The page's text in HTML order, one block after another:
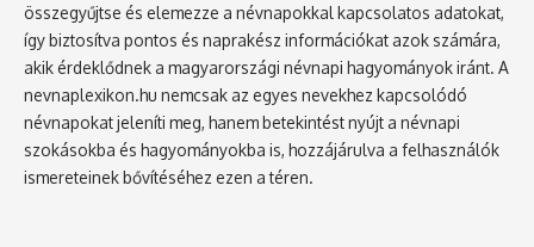
összegyűjtse és elemezze a névnapokkal kapcsolatos adatokat,
így biztosítva pontos és naprakész információkat azok számára,
akik érdeklődnek a magyarországi névnapi hagyományok iránt. A
nevnaplexikon.hu nemcsak az egyes nevekhez kapcsolódó
névnapokat jeleníti meg, hanem betekintést nyújt a névnapi
szokásokba és hagyományokba is, hozzájárulva a felhasználók
ismereteinek bővítéséhez ezen a téren.